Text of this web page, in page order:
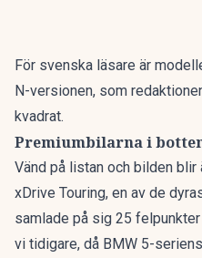
För svenska läsare är
N-versionen, som
kvadrat.
Premiumbilarna i
Vänd på listan och bilden
xDrive Touring, en av de
samlade på sig 25
vi tidigare, då BMW 5-